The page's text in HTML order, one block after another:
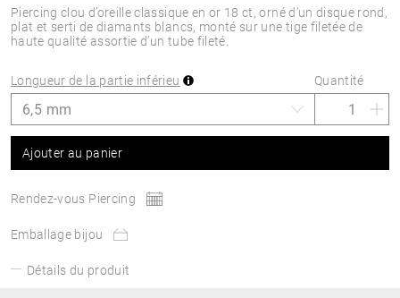
Piercing clou d’oreille classique en or 18 ct, orné d’un disque rond,
plat et serti de diamants blancs, monté sur une tige filetée de
haute qualité assortie d’un tube fileté.
Longueur de la partie inférieu Quantité
Ajouter au panier
Rendez-vous Piercing
Emballage bijou
Détails du produit